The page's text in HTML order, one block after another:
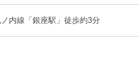
内線「銀座駅」徒歩約3分